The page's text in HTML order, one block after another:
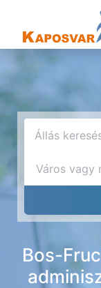
Bos-